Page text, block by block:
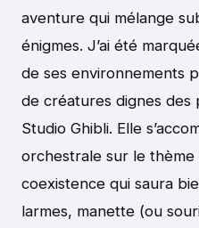
aventure qui mélange
énigmes. J’ai été
de ses environnements
de créatures dignes des
Studio Ghibli. Elle
orchestrale sur le
coexistence qui saura
larmes, manette (ou